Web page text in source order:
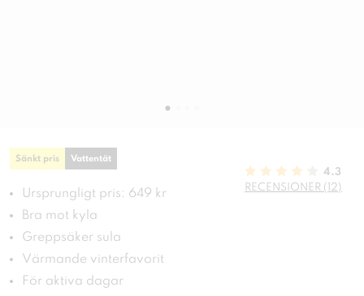
Sänkt pris Vattentät
Ursprungligt pris: 649 kr
Bra mot kyla
Greppsäker sula
Värmande vinterfavorit
För aktiva dagar
4.3
RECENSIONER (12)